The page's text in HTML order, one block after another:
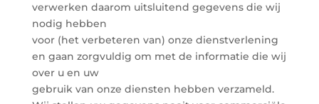
verwerken daarom uitsluitend gegevens die wij
nodig hebben
voor (het verbeteren van) onze dienstverlening
en gaan zorgvuldig om met de informatie die wij
over u en uw
gebruik van onze diensten hebben verzameld.